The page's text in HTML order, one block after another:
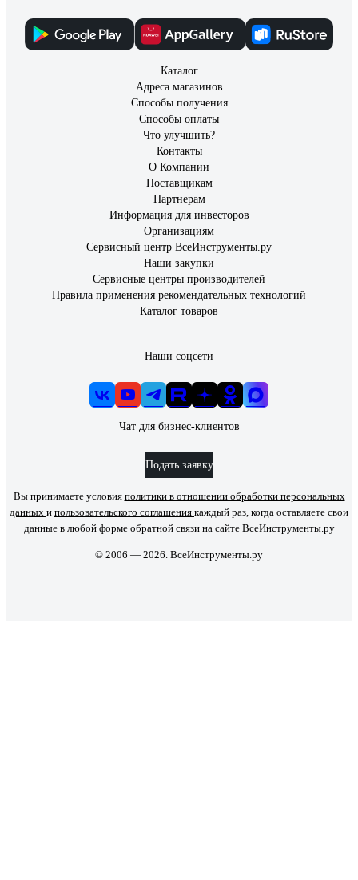
Каталог
Адреса магазинов
Способы получения
Способы оплаты
Что улучшить?
Контакты
О Компании
Поставщикам
Партнерам
Информация для инвесторов
Организациям
Сервисный центр ВсеИнструменты.ру
Наши закупки
Сервисные центры производителей
Правила применения рекомендательных технологий
Каталог товаров
Наши соцсети
Чат для бизнес-клиентов
Подать заявку
Вы принимаете условия политики в отношении обработки персональных
данных и пользовательского соглашения каждый раз, когда оставляете свои
данные в любой форме обратной связи на сайте ВсеИнструменты.ру
© 2006 — 2026. ВсеИнструменты.ру